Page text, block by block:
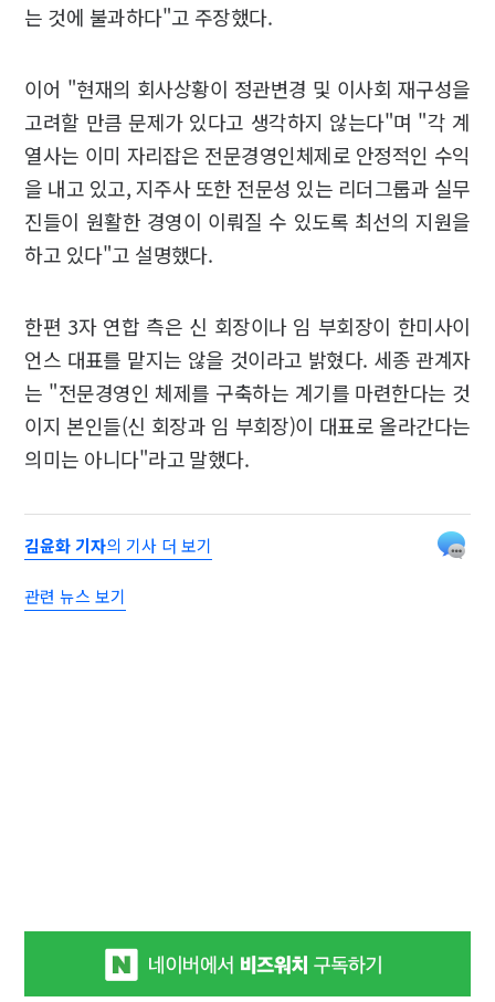
는 것에 불과하다"고 주장했다.
이어 "현재의 회사상황이 정관변경 및 이사회 재구성을
고려할 만큼 문제가 있다고 생각하지 않는다"며 "각 계
열사는 이미 자리잡은 전문경영인체제로 안정적인 수익
을 내고 있고, 지주사 또한 전문성 있는 리더그룹과 실무
진들이 원활한 경영이 이뤄질 수 있도록 최선의 지원을
하고 있다"고 설명했다.
한편 3자 연합 측은 신 회장이나 임 부회장이 한미사이
언스 대표를 맡지는 않을 것이라고 밝혔다. 세종 관계자
는 "전문경영인 체제를 구축하는 계기를 마련한다는 것
이지 본인들(신 회장과 임 부회장)이 대표로 올라간다는
의미는 아니다"라고 말했다.
김윤화 기자의 기사 더 보기
관련 뉴스 보기